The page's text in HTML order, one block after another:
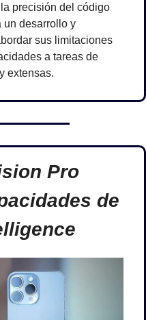
precisión del código
un desarrollo y
sus limitaciones
a tareas de
extensas.
Pro
de